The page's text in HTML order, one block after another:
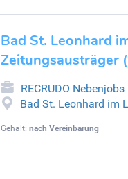
Bad St. Leonhard
Zeitungsausträger
RECRUDO Nebenjobs
Bad St. Leonhard im
Gehalt: nach Vereinbarung